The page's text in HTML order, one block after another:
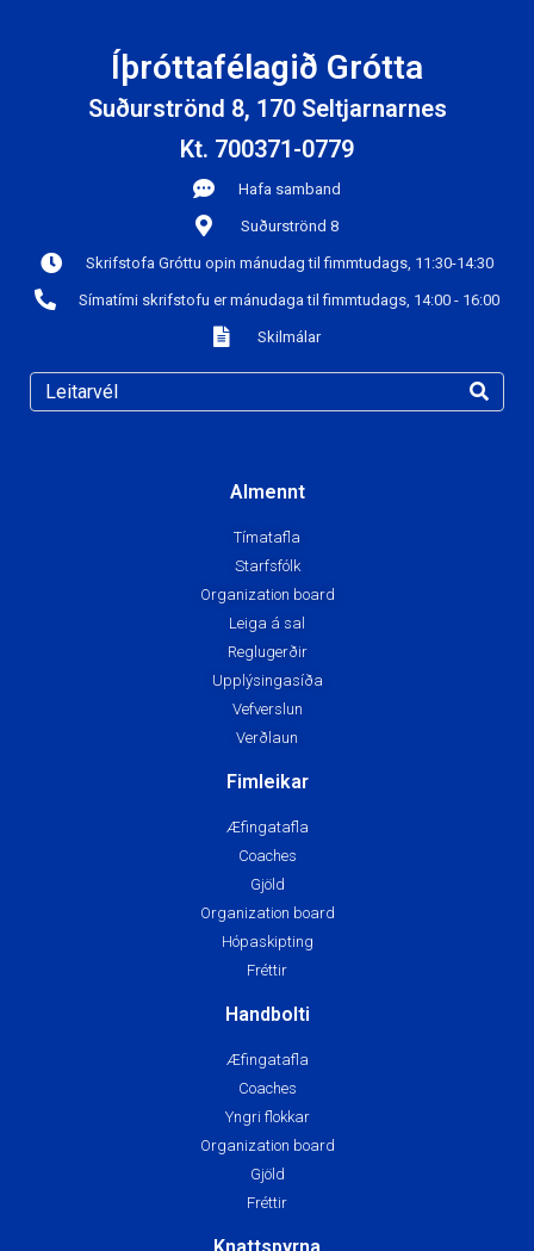
Íþróttafélagið Grótta
Suðurströnd 8, 170 Seltjarnarnes
Kt. 700371-0779
Hafa samband
Suðurströnd 8
Skrifstofa Gróttu opin mánudag til fimmtudags, 11:30-14:30
Símatími skrifstofu er mánudaga til fimmtudags, 14:00 - 16:00
Skilmálar
Almennt
Tímatafla
Starfsfólk
Organization board
Leiga á sal
Reglugerðir
Upplýsingasíða
Vefverslun
Verðlaun
Fimleikar
Æfingatafla
Coaches
Gjöld
Organization board
Hópaskipting
Fréttir
Handbolti
Æfingatafla
Coaches
Yngri flokkar
Organization board
Gjöld
Fréttir
Knattspyrna